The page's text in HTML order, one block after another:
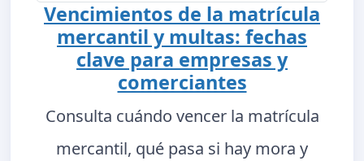
Vencimientos de la matrícula
mercantil y multas: fechas
clave para empresas y
comerciantes
Consulta cuándo vencer la matrícula
mercantil, qué pasa si hay mora y